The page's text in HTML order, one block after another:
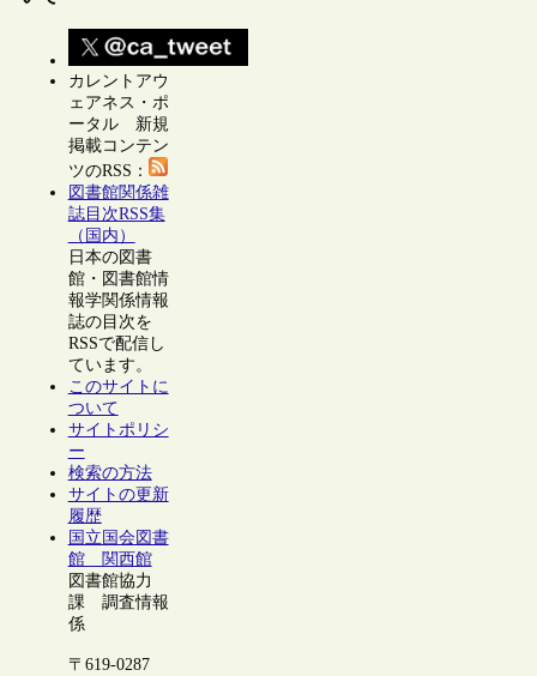
カレントアウ
ェアネス・ポ
ータル 新規
掲載コンテン
ツのRSS：
図書館関係雑
誌目次RSS集
（国内）
日本の図書
館・図書館情
報学関係情報
誌の目次を
RSSで配信し
ています。
このサイトに
ついて
サイトポリシ
ー
検索の方法
サイトの更新
履歴
国立国会図書
館 関西館
図書館協力
課 調査情報
係
〒619-0287